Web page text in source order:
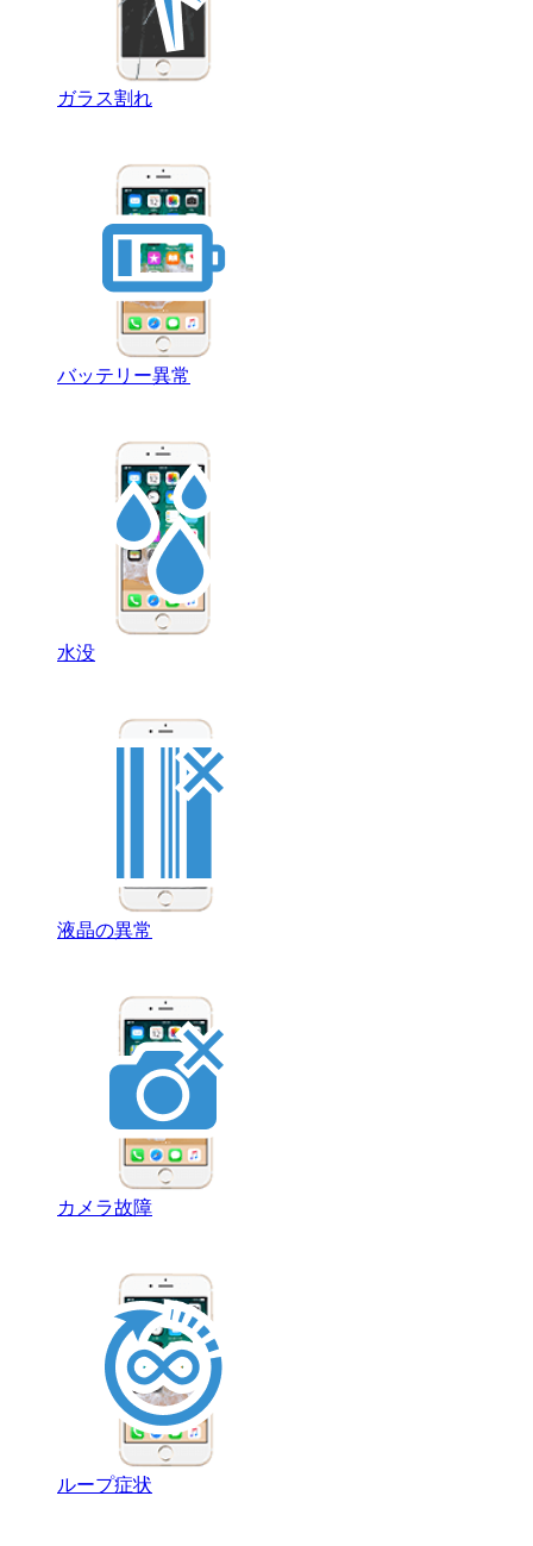
ガラス割れ
バッテリー異常
水没
液晶の異常
カメラ故障
ループ症状